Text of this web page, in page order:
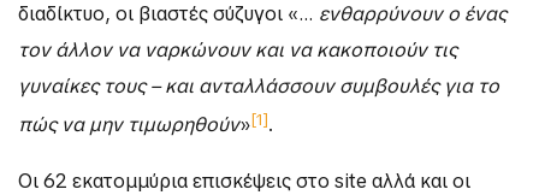
διαδίκτυο, οι βιαστές σύζυγοι «… ενθαρρύνουν ο ένας
τον άλλον να ναρκώνουν και να κακοποιούν τις
γυναίκες τους – και ανταλλάσσουν συμβουλές για το
πώς να μην τιμωρηθούν»[1].
Οι 62 εκατομμύρια επισκέψεις στο site αλλά και οι